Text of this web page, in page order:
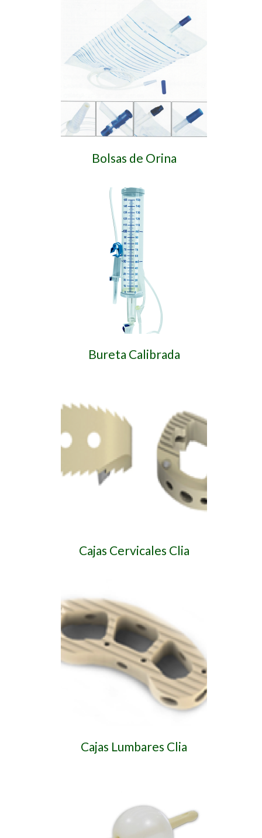
Bolsas de Orina
Bureta Calibrada
Cajas Cervicales Clia
Cajas Lumbares Clia